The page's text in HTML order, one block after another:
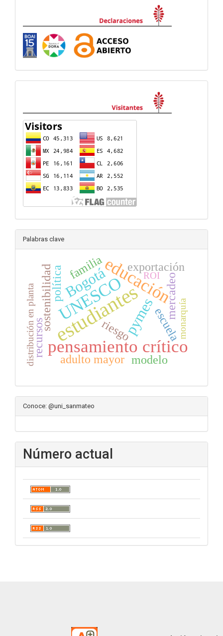
Palabras clave
estudiantes
educación
UNESCO
pensamiento crítico
Bogotá
pymesescuela
riesgo
exportación
política familia
sostenibilidad
recursos
modelo
mercadeo
adulto mayor
distribución en planta monarquía
ROI
Conoce: @uni_sanmateo
Número actual